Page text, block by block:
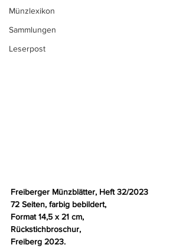
Münzlexikon
Sammlungen
Leserpost
Freiberger Münzblätter, Heft 32/2023
72 Seiten, farbig bebildert,
Format 14,5 x 21 cm,
Rückstichbroschur,
Freiberg 2023.